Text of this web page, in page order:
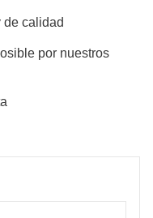
de calidad
por nuestros